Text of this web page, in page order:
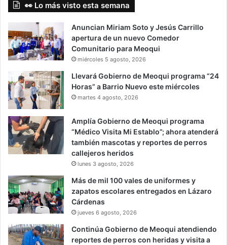
👀 Lo más visto esta semana
Anuncian Miriam Soto y Jesús Carrillo
apertura de un nuevo Comedor
Comunitario para Meoqui
miércoles 5 agosto, 2026
Llevará Gobierno de Meoqui programa “24
Horas” a Barrio Nuevo este miércoles
martes 4 agosto, 2026
Amplía Gobierno de Meoqui programa
“Médico Visita Mi Establo”; ahora atenderá
también mascotas y reportes de perros
callejeros heridos
lunes 3 agosto, 2026
Más de mil 100 vales de uniformes y
zapatos escolares entregados en Lázaro
Cárdenas
jueves 6 agosto, 2026
Continúa Gobierno de Meoqui atendiendo
reportes de perros con heridas y visita a